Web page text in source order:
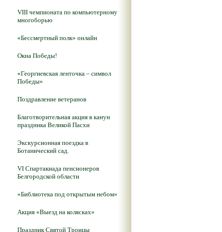
VIII чемпионата по компьютерному
многоборью
«Бессмертный полк» онлайн
Окна Победы!
«Георгиевская ленточка – символ
Победы»
Поздравление ветеранов
Благотворительная акция в канун
праздника Великой Пасхи
Экскурсионная поездка в
Ботанический сад.
VI Спартакиада пенсионеров
Белгородской области
«Библиотека под открытым небом»
Акция «Выезд на колясках»
Праздник Святой Троицы